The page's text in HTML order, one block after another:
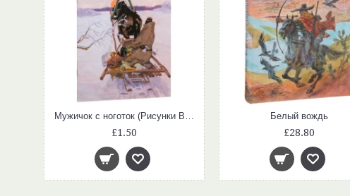
Мужичок с ноготок (Рисунки В. Ладягина)
£1.50
Белый вождь
£28.80